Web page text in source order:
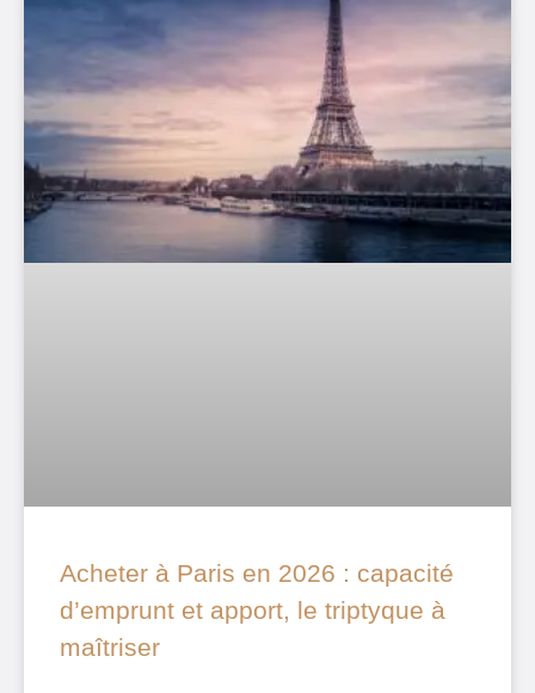
Acheter à Paris en 2026 : capacité
d’emprunt et apport, le triptyque à
maîtriser